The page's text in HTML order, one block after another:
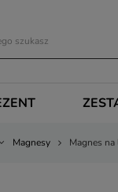
Magnesy Magnes